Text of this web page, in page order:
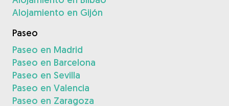
Alojamiento en Gijón
Paseo
Paseo en Madrid
Paseo en Barcelona
Paseo en Sevilla
Paseo en Valencia
Paseo en Zaragoza